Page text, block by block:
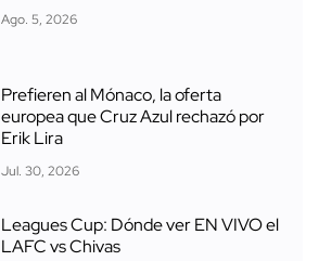
Ago. 5, 2026
Prefieren al Mónaco, la oferta
europea que Cruz Azul rechazó por
Erik Lira
Jul. 30, 2026
Leagues Cup: Dónde ver EN VIVO el
LAFC vs Chivas